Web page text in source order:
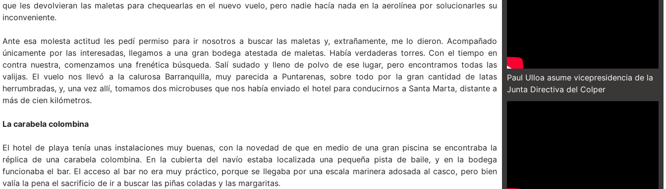
que les devolvieran las maletas para chequearlas en el nuevo vuelo, pero nadie hacía nada en la aerolínea por solucionarles su
inconveniente.
Ante esa molesta actitud les pedí permiso para ir nosotros a buscar las maletas y, extrañamente, me lo dieron. Acompañado
únicamente por las interesadas, llegamos a una gran bodega atestada de maletas. Había verdaderas torres. Con el tiempo en
contra nuestra, comenzamos una frenética búsqueda. Salí sudado y lleno de polvo de ese lugar, pero encontramos todas las
valijas. El vuelo nos llevó a la calurosa Barranquilla, muy parecida a Puntarenas, sobre todo por la gran cantidad de latas
herrumbradas, y, una vez allí, tomamos dos microbuses que nos había enviado el hotel para conducirnos a Santa Marta, distante a
más de cien kilómetros.
La carabela colombina
El hotel de playa tenía unas instalaciones muy buenas, con la novedad de que en medio de una gran piscina se encontraba la
réplica de una carabela colombina. En la cubierta del navío estaba localizada una pequeña pista de baile, y en la bodega
funcionaba el bar. El acceso al bar no era muy práctico, porque se llegaba por una escala marinera adosada al casco, pero bien
valía la pena el sacrificio de ir a buscar las piñas coladas y las margaritas.
Paul Ulloa asume vicepresidencia de la
Junta Directiva del Colper